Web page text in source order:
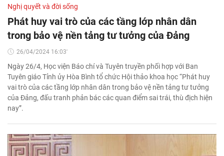
Nghị quyết và đời sống
Phát huy vai trò của các tầng lớp nhân dân
trong bảo vệ nền tảng tư tưởng của Đảng
26/04/2024 16:03'
Ngày 26/4, Học viện Báo chí và Tuyên truyền phối hợp với Ban
Tuyên giáo Tỉnh ủy Hòa Bình tổ chức Hội thảo khoa học “Phát huy
vai trò của các tầng lớp nhân dân trong bảo vệ nền tảng tư tưởng
của Đảng, đấu tranh phản bác các quan điểm sai trái, thù địch hiện
nay”.